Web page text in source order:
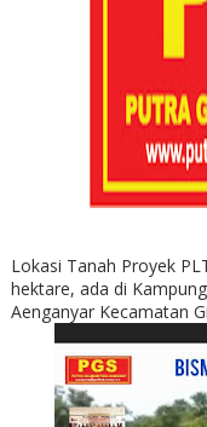
Lokasi Tanah Proyek
hektare, ada di
Aenganyar Kecamatan